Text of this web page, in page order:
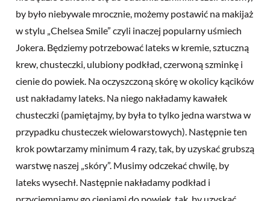
by było niebywale mrocznie, możemy postawić na makijaż
w stylu „Chelsea Smile” czyli inaczej popularny uśmiech
Jokera. Będziemy potrzebować lateks w kremie, sztuczną
krew, chusteczki, ulubiony podkład, czerwoną szminkę i
cienie do powiek. Na oczyszczoną skórę w okolicy kącików
ust nakładamy lateks. Na niego nakładamy kawałek
chusteczki (pamiętajmy, by była to tylko jedna warstwa w
przypadku chusteczek wielowarstowych). Następnie ten
krok powtarzamy minimum 4 razy, tak, by uzyskać grubszą
warstwę naszej „skóry”. Musimy odczekać chwilę, by
lateks wysechł. Następnie nakładamy podkład i